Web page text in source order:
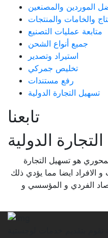
الموردين والمصنعين
والخامات والمنتجات
متابعة عمليات التصنيع
جميع أنواع الشحن
استيراد وتصدير
تخليص جمركي
رفع مستندات
تسهيل التجارة الدولية
تابعنا
الدولية
الافراد ايضا مما يؤدي ذلك
الفردي و المؤسسي و